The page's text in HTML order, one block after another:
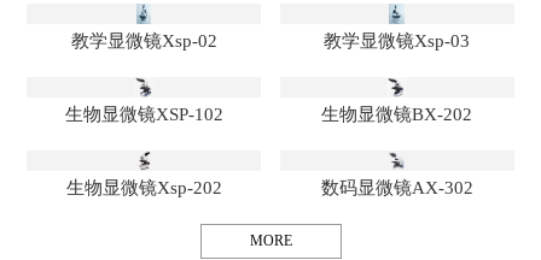
教学显微镜Xsp-02 教学显微镜Xsp-03
生物显微镜XSP-102 生物显微镜BX-202
生物显微镜Xsp-202 数码显微镜AX-302
MORE